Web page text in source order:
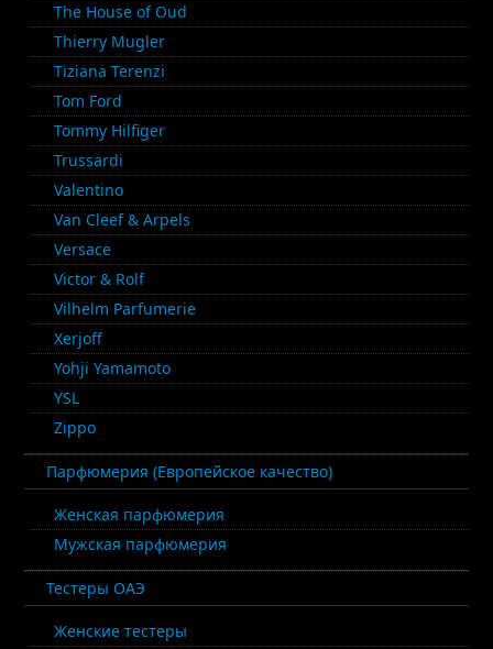
The House of Oud
Thierry Mugler
Tiziana Terenzi
Tom Ford
Tommy Hilfiger
Trussardi
Valentino
Van Cleef & Arpels
Versace
Victor & Rolf
Vilhelm Parfumerie
Xerjoff
Yohji Yamamoto
YSL
Zippo
Парфюмерия (Европейское качество)
Женская парфюмерия
Мужская парфюмерия
Тестеры ОАЭ
Женские тестеры